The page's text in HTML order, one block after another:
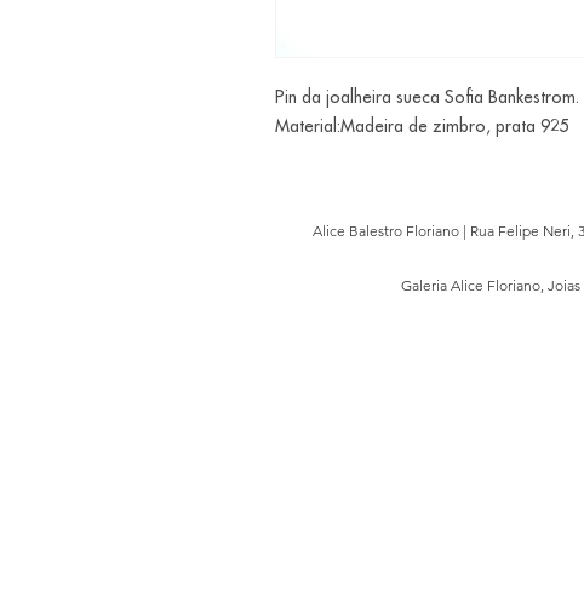
Pin da joalheira sueca Sofia Bankestrom.
Material:Madeira de zimbro, prata 925
Alice Balestro Floriano | Rua Felipe Neri,
Galeria Alice Floriano,